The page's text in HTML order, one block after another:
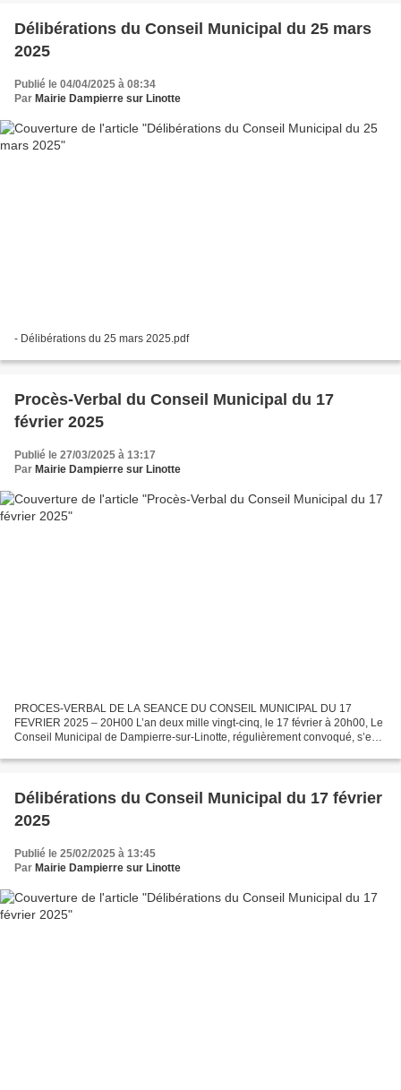
Délibérations du Conseil Municipal du 25 mars
2025
Publié le 04/04/2025 à 08:34
Par Mairie Dampierre sur Linotte
- Délibérations du 25 mars 2025.pdf
Procès-Verbal du Conseil Municipal du 17
février 2025
Publié le 27/03/2025 à 13:17
Par Mairie Dampierre sur Linotte
PROCES-VERBAL DE LA SEANCE DU CONSEIL MUNICIPAL DU 17
FEVRIER 2025 – 20H00 L’an deux mille vingt-cinq, le 17 février à 20h00, Le
Conseil Municipal de Dampierre-sur-Linotte, régulièrement convoqué, s’est
Délibérations du Conseil Municipal du 17 février
2025
Publié le 25/02/2025 à 13:45
Par Mairie Dampierre sur Linotte